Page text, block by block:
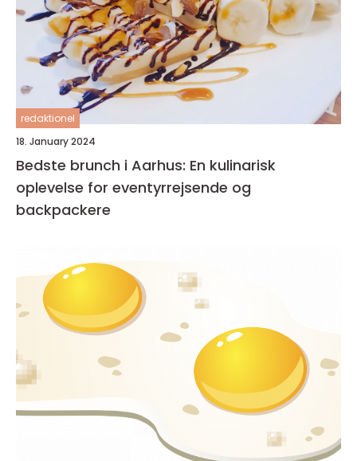
redaktionel
18. January 2024
Bedste brunch i Aarhus: En kulinarisk
oplevelse for eventyrrejsende og
backpackere